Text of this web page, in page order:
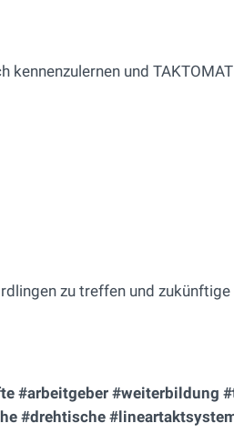
kennenzulernen und
zu treffen und
#arbeitgeber #weiterbildung
#drehtische